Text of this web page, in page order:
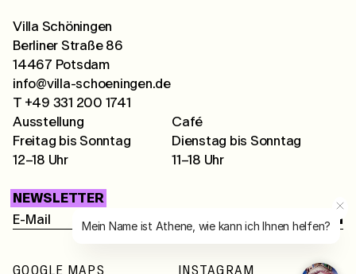
Villa Schöningen
Berliner Straße 86
14467 Potsdam
info@villa-schoeningen.de
T +49 331 200 1741
Ausstellung
Freitag bis Sonntag
12–18 Uhr
Café
Dienstag bis Sonntag
11–18 Uhr
NEWSLETTER
GOOGLE MAPS INSTAGRAM
Mein Name ist Athene, wie kann ich Ihnen helfen?